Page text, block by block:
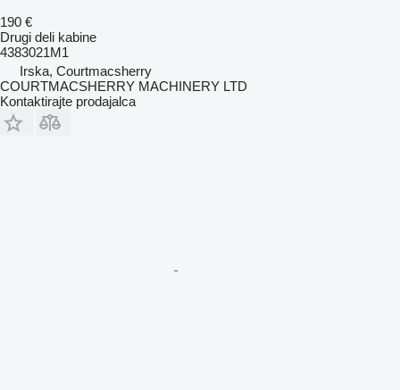
190 €
Drugi deli kabine
4383021M1
Irska, Courtmacsherry
COURTMACSHERRY MACHINERY LTD
Kontaktirajte prodajalca